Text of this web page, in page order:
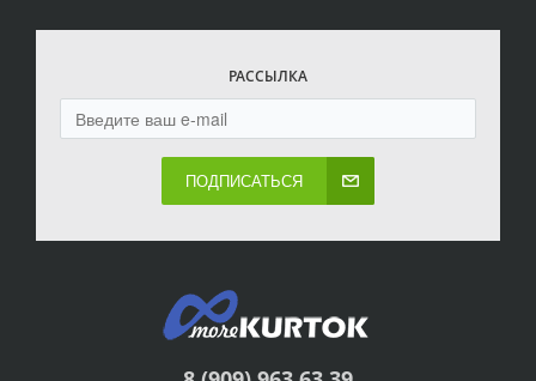
РАССЫЛКА
ПОДПИСАТЬСЯ